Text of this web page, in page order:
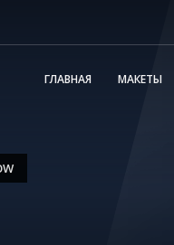
ГЛАВНАЯ МАКЕТЫ